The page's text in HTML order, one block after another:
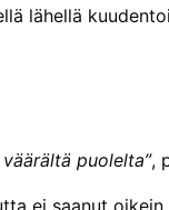
lähellä
puolelta”,
ei saanut